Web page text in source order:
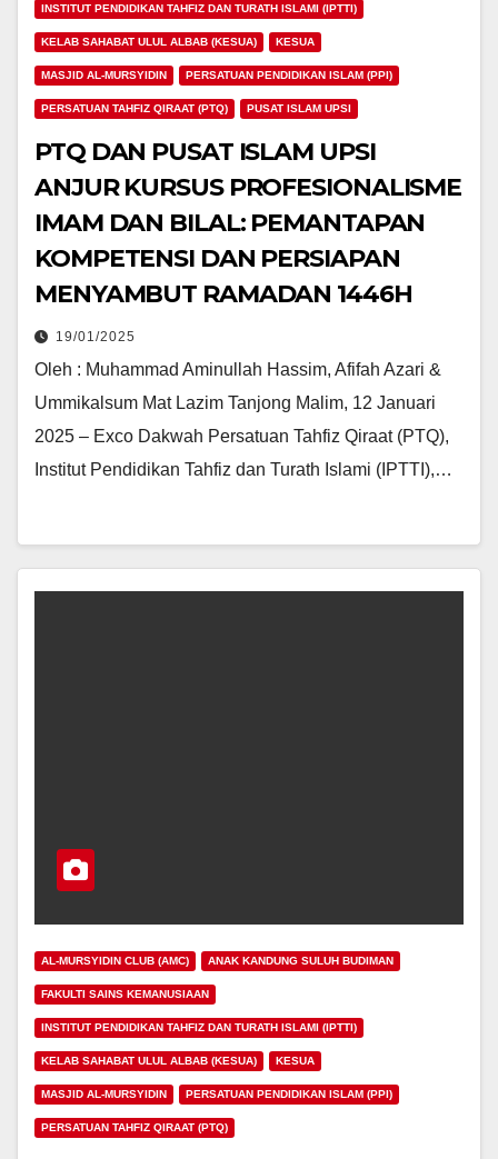
INSTITUT PENDIDIKAN TAHFIZ DAN TURATH ISLAMI (IPTTI)
KELAB SAHABAT ULUL ALBAB (KESUA) KESUA
MASJID AL-MURSYIDIN PERSATUAN PENDIDIKAN ISLAM (PPI)
PERSATUAN TAHFIZ QIRAAT (PTQ) PUSAT ISLAM UPSI
PTQ DAN PUSAT ISLAM UPSI
ANJUR KURSUS PROFESIONALISME
IMAM DAN BILAL: PEMANTAPAN
KOMPETENSI DAN PERSIAPAN
MENYAMBUT RAMADAN 1446H
19/01/2025
Oleh : Muhammad Aminullah Hassim, Afifah Azari &
Ummikalsum Mat Lazim Tanjong Malim, 12 Januari
2025 – Exco Dakwah Persatuan Tahfiz Qiraat (PTQ),
Institut Pendidikan Tahfiz dan Turath Islami (IPTTI),…
AL-MURSYIDIN CLUB (AMC) ANAK KANDUNG SULUH BUDIMAN
FAKULTI SAINS KEMANUSIAAN
INSTITUT PENDIDIKAN TAHFIZ DAN TURATH ISLAMI (IPTTI)
KELAB SAHABAT ULUL ALBAB (KESUA) KESUA
MASJID AL-MURSYIDIN PERSATUAN PENDIDIKAN ISLAM (PPI)
PERSATUAN TAHFIZ QIRAAT (PTQ)